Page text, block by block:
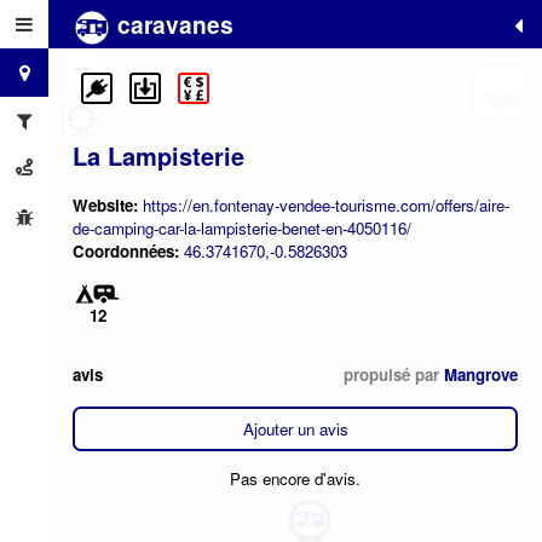
caravanes
La Lampisterie
Website: https://en.fontenay-vendee-tourisme.com/offers/aire-
de-camping-car-la-lampisterie-benet-en-4050116/
Coordonnées: 46.3741670,-0.5826303
12
avis propulsé par Mangrove
Ajouter un avis
Pas encore d'avis.
+
−